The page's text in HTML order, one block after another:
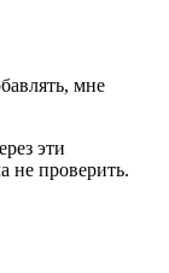
мне
эти
не проверить.